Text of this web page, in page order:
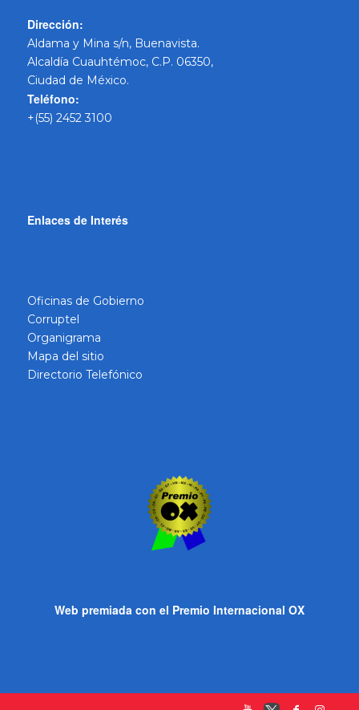
Dirección:
Aldama y Mina s/n, Buenavista.
Alcaldía Cuauhtémoc, C.P. 06350,
Ciudad de México.
Teléfono:
+(55) 2452 3100
Enlaces de Interés
Oficinas de Gobierno
Corruptel
Organigrama
Mapa del sitio
Directorio Telefónico
Web premiada con el Premio Internacional OX